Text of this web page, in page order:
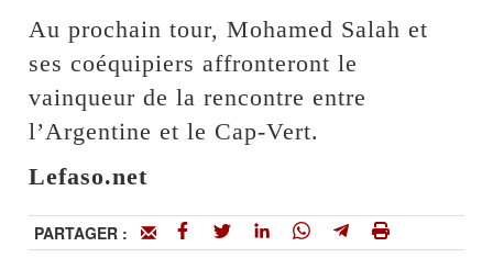
Au prochain tour, Mohamed Salah et
ses coéquipiers affronteront le
vainqueur de la rencontre entre
l’Argentine et le Cap-Vert.
Lefaso.net
PARTAGER :